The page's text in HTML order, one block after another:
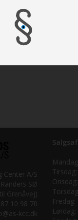
Med
Center A/S
SØ
Grenåvej)
10 98 70
kcc.dk
Tirsdag:
Onsdag:
Torsdag:
Fredag:
Lørdag: